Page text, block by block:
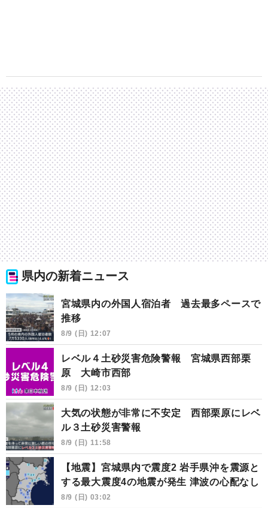
県内の新着ニュース
宮城県内の外国人宿泊者 過去最多ペースで
推移
8/9 (日) 12:07
レベル４土砂災害危険警報 宮城県西部栗
原 大崎市西部
8/9 (日) 12:03
大気の状態が非常に不安定 西部栗原にレベ
ル３土砂災害警報
8/9 (日) 11:58
【地震】宮城県内で震度2 岩手県沖を震源と
する最大震度4の地震が発生 津波の心配なし
8/9 (日) 03:02